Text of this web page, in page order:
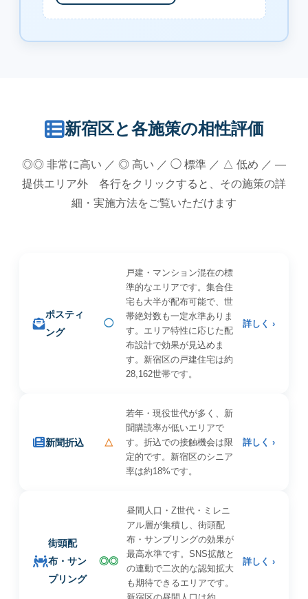
新宿区と各施策の相性評価
◎◎ 非常に高い ／ ◎ 高い ／ ◯ 標準 ／ △ 低め ／ —
提供エリア外 各行をクリックすると、その施策の詳
細・実施方法をご覧いただけます
ポスティ
ング
◯
戸建・マンション混在の標
準的なエリアです。集合住
宅も大半が配布可能で、世
帯絶対数も一定水準ありま
す。エリア特性に応じた配
布設計で効果が見込めま
す。新宿区の戸建住宅は約
28,162世帯です。
詳しく ›
新聞折込 △
若年・現役世代が多く、新
聞購読率が低いエリアで
す。折込での接触機会は限
定的です。新宿区のシニア
率は約18%です。
詳しく ›
街頭配
布・サン
プリング
◎◎
昼間人口・Z世代・ミレニ
アル層が集積し、街頭配
布・サンプリングの効果が
最高水準です。SNS拡散と
の連動で二次的な認知拡大
も期待できるエリアです。
詳しく ›